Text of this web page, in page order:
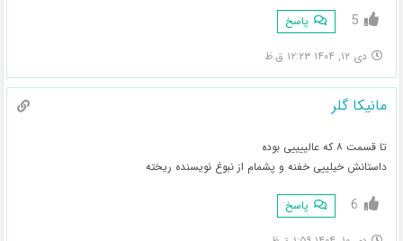
5 پاسخ
دی ۱۲, ۱۴۰۴ ۱۲:۲۳ ق.ظ
مانیکا گلر
تا قسمت ۸ که عالییییی بوده
داستانش خیلییی خفنه و پشمام از نبوغ نویسنده ریخته
6 پاسخ